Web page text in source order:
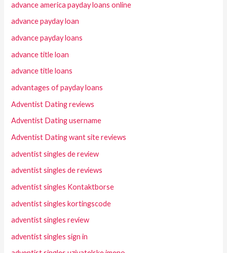
advance america payday loans online
advance payday loan
advance payday loans
advance title loan
advance title loans
advantages of payday loans
Adventist Dating reviews
Adventist Dating username
Adventist Dating want site reviews
adventist singles de review
adventist singles de reviews
adventist singles Kontaktborse
adventist singles kortingscode
adventist singles review
adventist singles sign in